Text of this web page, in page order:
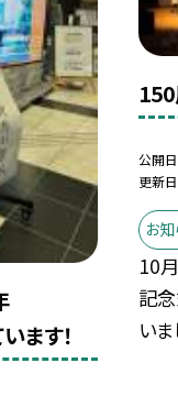
ます！
公開日
更新日
お
10
記
いま